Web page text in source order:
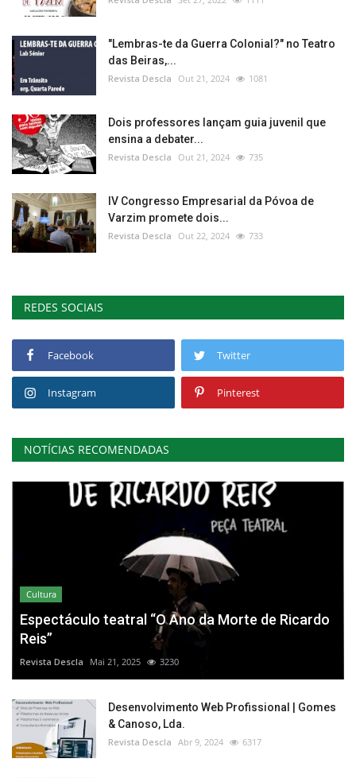
"Lembras-te da Guerra Colonial?" no Teatro
das Beiras,...
Revista Descla Out 21, 2024 1081
Dois professores lançam guia juvenil que
ensina a debater...
Revista Descla Out 21, 2024 735
IV Congresso Empresarial da Póvoa de
Varzim promete dois...
Revista Descla Out 22, 2024 733
REDES SOCIAIS
Facebook Twitter
Instagram Pinterest
NOTÍCIAS RECOMENDADAS
Cultura
Espectáculo teatral “O Ano da Morte de Ricardo
Reis”
Revista Descla Mai 21, 2025 3230
Desenvolvimento Web Profissional | Gomes
& Canoso, Lda.
Revista Descla Abr 9, 2024 6317